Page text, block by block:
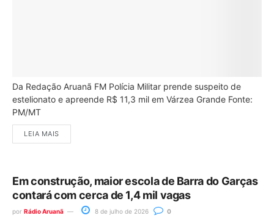
Da Redação Aruanã FM Polícia Militar prende suspeito de
estelionato e apreende R$ 11,3 mil em Várzea Grande Fonte:
PM/MT
LEIA MAIS
Em construção, maior escola de Barra do Garças
contará com cerca de 1,4 mil vagas
por Rádio Aruanã 8 de julho de 2026 0